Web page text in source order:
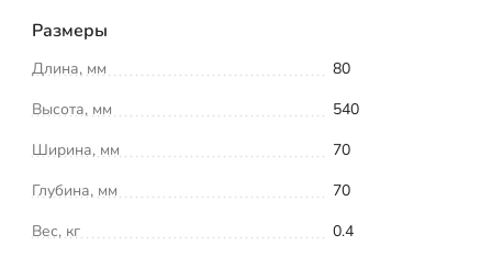
Размеры
Длина, мм
80
Высота, мм
540
Ширина, мм
70
Глубина, мм
70
Вес, кг
0.4